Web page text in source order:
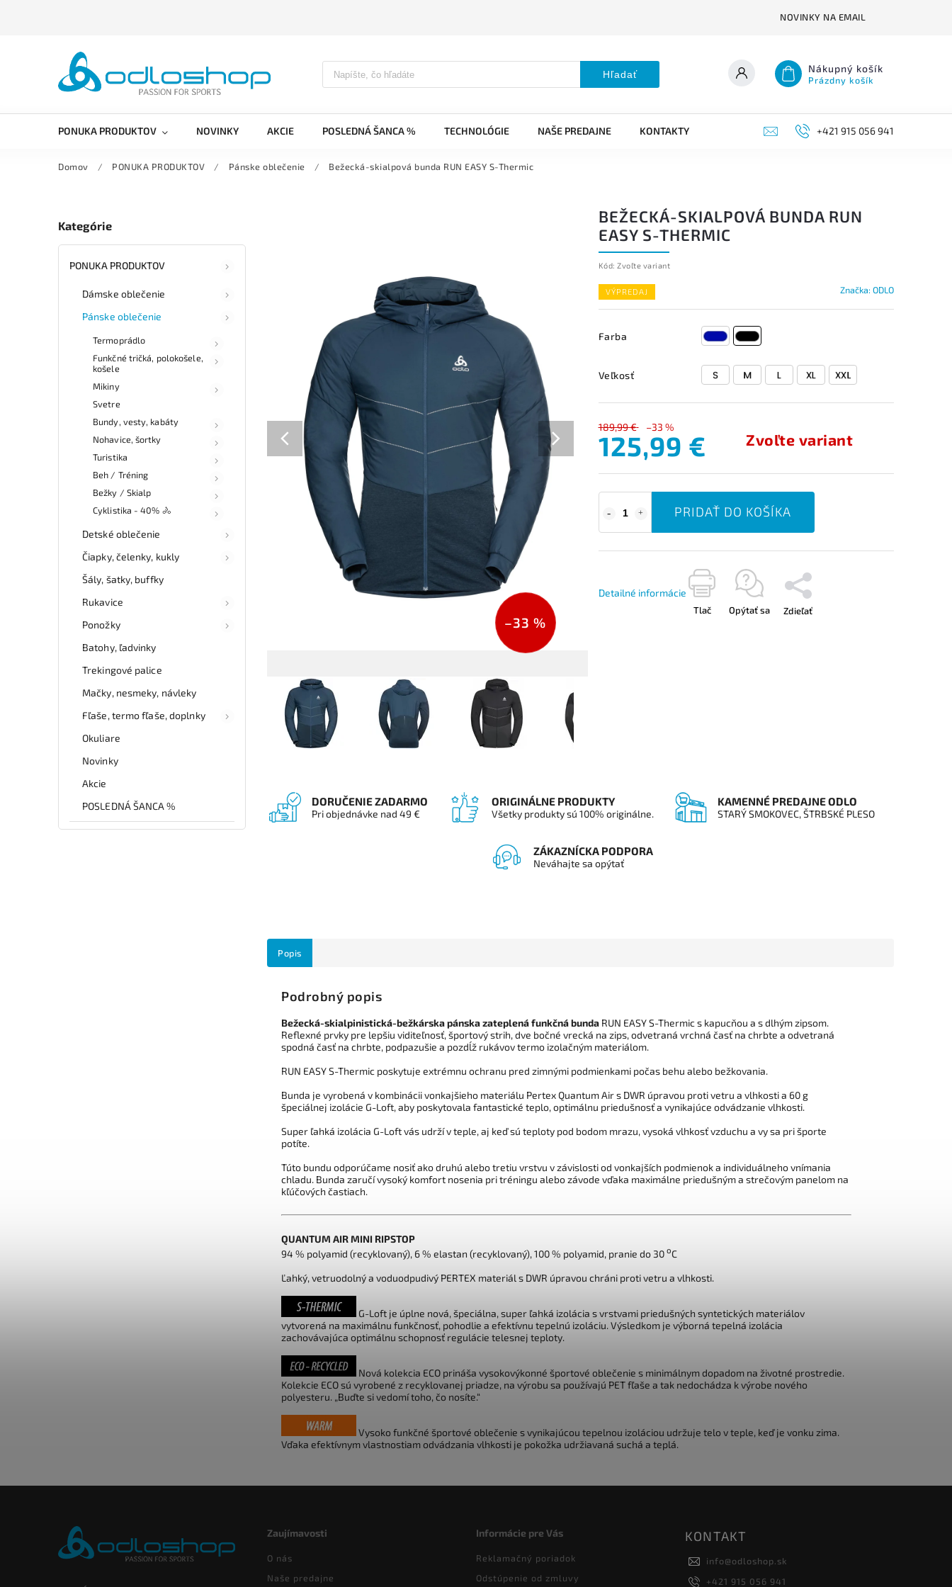
NOVINKY NA EMAIL
Hľadať Nákupný košík
Prázdny košík
PONUKA PRODUKTOV NOVINKY AKCIE POSLEDNÁ ŠANCA % TECHNOLÓGIE NAŠE PREDAJNE KONTAKTY +421 915 056 941
Domov / PONUKA PRODUKTOV / Pánske oblečenie / Bežecká-skialpová bunda RUN EASY S-Thermic
Kategórie
PONUKA PRODUKTOV
Dámske oblečenie
Pánske oblečenie
Termoprádlo
Funkčné tričká, polokošele,
košele
Mikiny
Svetre
Bundy, vesty, kabáty
Nohavice, šortky
Turistika
Beh / Tréning
Bežky / Skialp
Cyklistika - 40% 🚴
Detské oblečenie
Čiapky, čelenky, kukly
Šály, šatky, buffky
Rukavice
Ponožky
Batohy, ľadvinky
Trekingové palice
Mačky, nesmeky, návleky
Fľaše, termo fľaše, doplnky
Okuliare
Novinky
Akcie
POSLEDNÁ ŠANCA %
–33 %
BEŽECKÁ-SKIALPOVÁ BUNDA RUN
EASY S-THERMIC
Kód: Zvoľte variant
VÝPREDAJ Značka: ODLO
Farba
Veľkosť
189,99 € –33 %
125,99 € Zvoľte variant
PRIDAŤ DO KOŠÍKA
Detailné informácie
Tlač Opýtať sa Zdieľať
DORUČENIE ZADARMO
Pri objednávke nad 49 €
ORIGINÁLNE PRODUKTY
Všetky produkty sú 100% originálne.
KAMENNÉ PREDAJNE ODLO
STARÝ SMOKOVEC, ŠTRBSKÉ PLESO
ZÁKAZNÍCKA PODPORA
Neváhajte sa opýtať
Popis
Podrobný popis
Bežecká-skialpinistická-bežkárska pánska zateplená funkčná bunda RUN EASY S-Thermic s kapucňou a s dlhým zipsom.
Reflexné prvky pre lepšiu viditeľnosť, športový strih, dve bočné vrecká na zips, odvetraná vrchná časť na chrbte a odvetraná
spodná časť na chrbte, podpazušie a pozdĺž rukávov termo izolačným materiálom.
RUN EASY S-Thermic poskytuje extrémnu ochranu pred zimnými podmienkami počas behu alebo bežkovania.
Bunda je vyrobená v kombinácii vonkajšieho materiálu Pertex Quantum Airs DWR úpravou protivetru a vlhkostia 60 g
špeciálnej izolácie G-Loft, aby poskytovala fantastické teplo, optimálnu priedušnosť a vynikajúce odvádzanie vlhkosti.
Super ľahká izolácia G-Loft vás udržívteple,aj keď sú teploty pod bodom mrazu, vysoká vlhkosť vzduchu a vy sa pri športe
potíte.
Túto bundu odporúčame nosiť akodruhú alebo tretiu vrstvu v závislosti od vonkajších podmienok a individuálneho vnímania
chladu. Bunda zaručí vysoký komfort nosenia pri tréningu alebo závode vďaka maximálne priedušným a strečovým panelom na
kľúčových častiach.
QUANTUM AIR MINI RIPSTOP
94 % polyamid (recyklovaný), 6 % elastan (recyklovaný), 100 % polyamid, pranie do 30 oC
Ľahký, vetruodolný a voduodpudivý PERTEX materiál s DWR úpravou chráni protivetru a vlhkosti.
G-Loft je úplne nová, špeciálna, super ľahká izolácia s vrstvami priedušných syntetických materiálov
vytvorená na maximálnu funkčnosť, pohodlie a efektívnu tepelnú izoláciu. Výsledkom je výborná tepelná izolácia
zachovávajúca optimálnu schopnosť regulácie telesnej teploty.
Nová kolekcia ECO prináša vysokovýkonné športové oblečenie s minimálnym dopadom na životné prostredie.
Kolekcie ECO sú vyrobené z recyklovanej priadze, na výrobu sa používajú PET fľaše a tak nedochádza k výrobe nového
polyesteru. „Buďte si vedomí toho, čo nosíte.“
Vysoko funkčné športové oblečenie s vynikajúcou tepelnou izoláciou udržuje telo v teple, keď je vonku zima.
Vďaka efektívnym vlastnostiam odvádzania vlhkosti je pokožka udržiavaná suchá a teplá.
Zaujímavosti
O nás
Naše predajne
Informácie pre Vás
Reklamačný poriadok
Odstúpenie od zmluvy
KONTAKT
info@odloshop.sk
+421 915 056 941